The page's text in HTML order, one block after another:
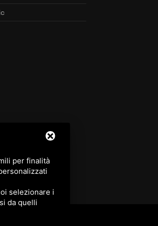
per finalità
selezionare i
da quelli